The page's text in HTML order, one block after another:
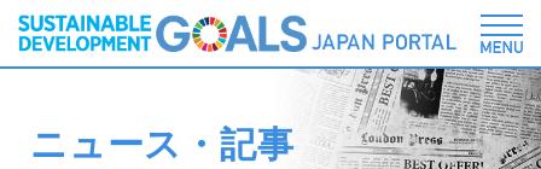
ニュース・記事